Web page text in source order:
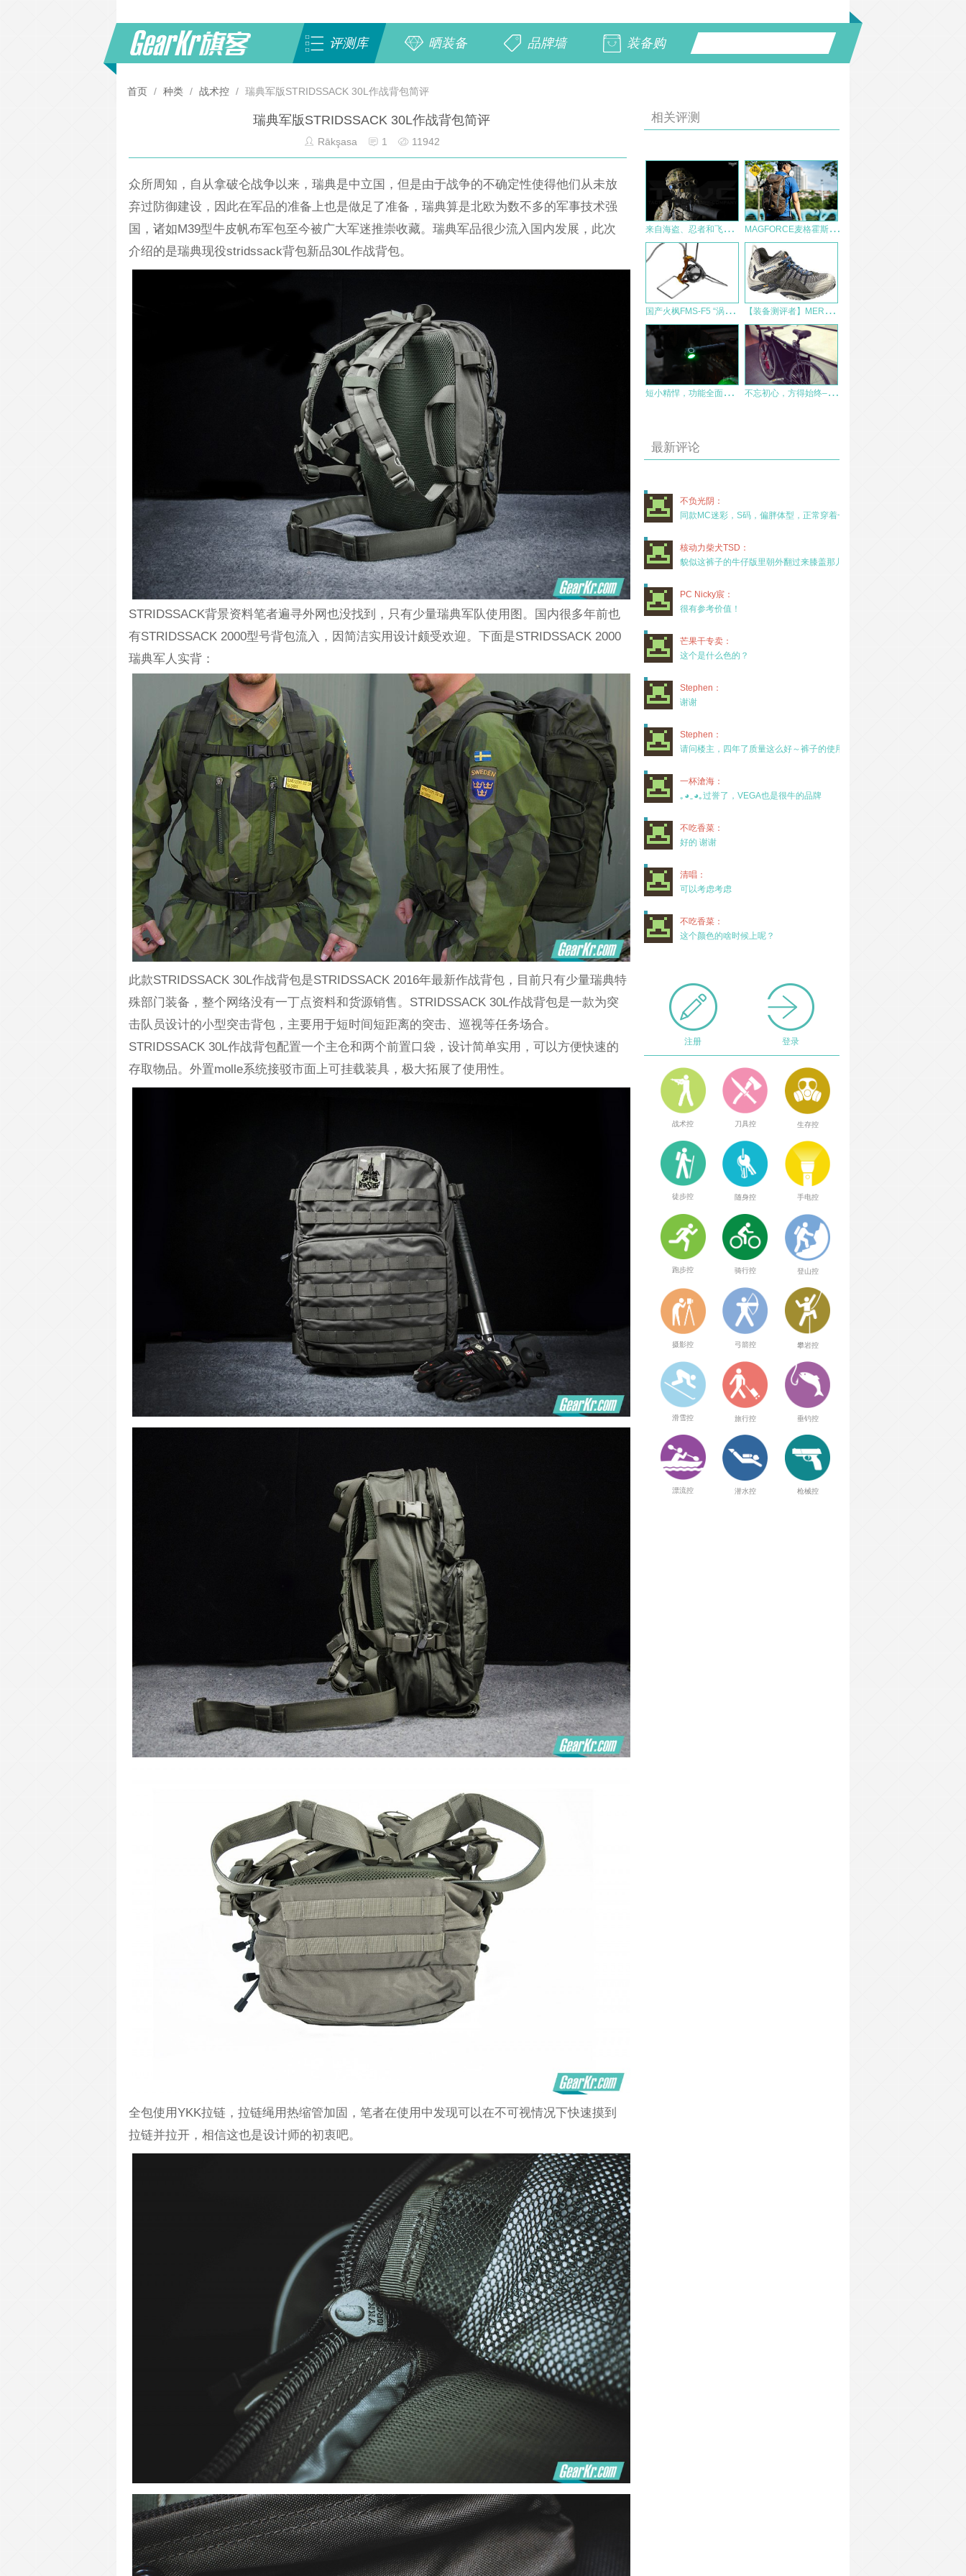
评测库 晒装备 品牌墙 装备购
首页 / 种类 / 战术控 / 瑞典军版STRIDSSACK 30L作战背包简评
瑞典军版STRIDSSACK 30L作战背包简评
Rākşasa 1 11942
众所周知，自从拿破仑战争以来，瑞典是中立国，但是由于战争的不确定性使得他们从未放
弃过防御建设，因此在军品的准备上也是做足了准备，瑞典算是北欧为数不多的军事技术强
国，诸如M39型牛皮帆布军包至今被广大军迷推崇收藏。瑞典军品很少流入国内发展，此次
介绍的是瑞典现役stridssack背包新品30L作战背包。
STRIDSSACK背景资料笔者遍寻外网也没找到，只有少量瑞典军队使用图。国内很多年前也
有STRIDSSACK 2000型号背包流入，因简洁实用设计颇受欢迎。下面是STRIDSSACK 2000
瑞典军人实背：
此款STRIDSSACK 30L作战背包是STRIDSSACK 2016年最新作战背包，目前只有少量瑞典特
殊部门装备，整个网络没有一丁点资料和货源销售。STRIDSSACK 30L作战背包是一款为突
击队员设计的小型突击背包，主要用于短时间短距离的突击、巡视等任务场合。
STRIDSSACK 30L作战背包配置一个主仓和两个前置口袋，设计简单实用，可以方便快速的
存取物品。外置molle系统接驳市面上可挂载装具，极大拓展了使用性。
全包使用YKK拉链，拉链绳用热缩管加固，笔者在使用中发现可以在不可视情况下快速摸到
拉链并拉开，相信这也是设计师的初衷吧。
相关评测
来
自海盗、忍者和飞行员的夜间观察技 M
AGFORCE麦格霍斯魔换开拓者背包
国
产火枫FMS-F5 “涡轮”油炉-中期测评补充 【
装备测评者】MERRELL水陆两栖鞋测评报告
短
小精悍，功能全面，“All in One”四色光头灯 思凯特 H03C RC测评 不
忘初心，方得始终– 接触死飞的这些日子
最新评论
不负光阴：
同款MC迷彩，S码，偏胖体型，正常穿着一年半，没
核动力柴犬TSD：
貌似这裤子的牛仔版里朝外翻过来膝盖那儿有放护膝的
PC Nicky宸：
很有参考价值！
芒果干专卖：
这个是什么色的？
Stephen：
谢谢
Stephen：
请问楼主，四年了质量这么好～裤子的使用率高吗？
一杯滄海：
｡◕‿◕｡过誉了，VEGA也是很牛的品牌
不吃香菜：
好的 谢谢
清唱：
可以考虑考虑
不吃香菜：
这个颜色的啥时候上呢？
注册 登录
战术控 刀具控 生存控
徒步控 随身控 手电控
跑步控 骑行控 登山控
摄影控 弓箭控 攀岩控
滑雪控 旅行控 垂钓控
漂流控 潜水控 枪械控